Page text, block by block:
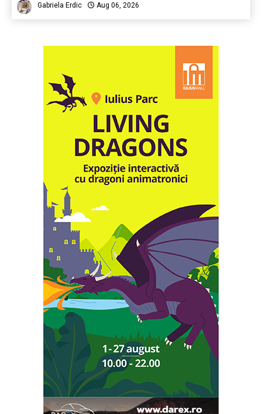
Gabriela Erdic Aug 06, 2026